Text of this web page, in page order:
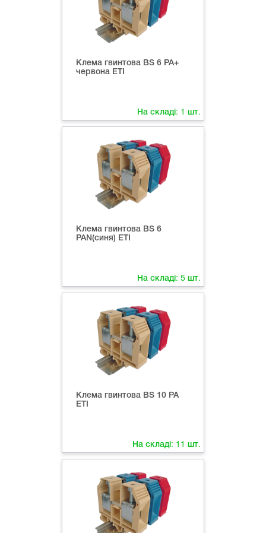
Клема гвинтова ВS 6 PA+
червона ETI
На складі: 1 шт.
Клема гвинтова ВS 6
PAN(синя) ETI
На складі: 5 шт.
Клема гвинтова ВS 10 PA
ETI
На складі: 11 шт.